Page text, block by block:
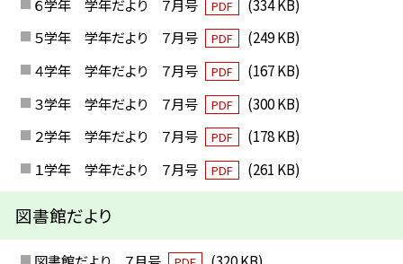
６学年 学年だより ７月号 PDF
(334 KB)
５学年 学年だより ７月号
PDF
(249 KB)
４学年 学年だより ７月号
PDF
(167 KB)
３学年 学年だより ７月号
PDF
(300 KB)
２学年 学年だより ７月号
PDF
(178 KB)
１学年 学年だより ７月号
PDF (261 KB)
図書館だより